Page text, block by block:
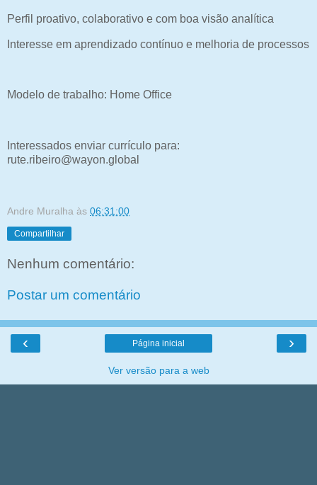
Perfil proativo, colaborativo e com boa visão analítica
Interesse em aprendizado contínuo e melhoria de processos
Modelo de trabalho: Home Office
Interessados enviar currículo para:
rute.ribeiro@wayon.global
Andre Muralha às 06:31:00
Compartilhar
Nenhum comentário:
Postar um comentário
‹ ›
Página inicial
Ver versão para a web